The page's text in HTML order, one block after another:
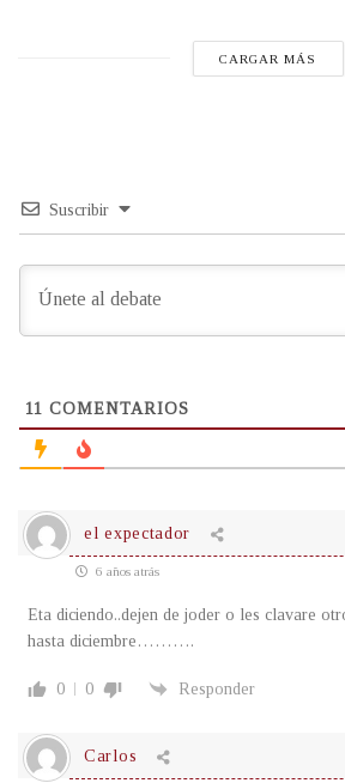
CARGAR MÁS
Suscribir
11 COMENTARIOS
el expectador
6 años atrás
Eta diciendo..dejen de joder o les clavare
hasta diciembre……….
0 0 Responder
Carlos